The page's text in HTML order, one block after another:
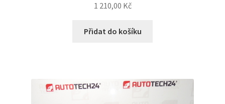
1 210,00 Kč
Přidat do košíku